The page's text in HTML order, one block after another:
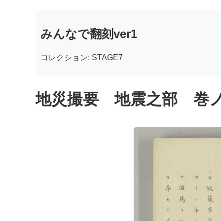
みんなで翻刻ver1
コレクション: STAGE7
地災撮要 地震之部 巻